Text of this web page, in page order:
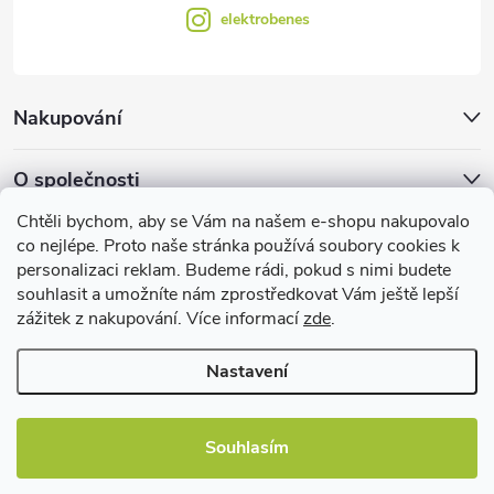
Chtěli bychom, aby se Vám na našem e-shopu nakupovalo
co nejlépe. Proto naše stránka používá soubory cookies k
personalizaci reklam. Budeme rádi, pokud s nimi budete
souhlasit a umožníte nám zprostředkovat Vám ještě lepší
zážitek z nakupování. Více informacízde.
Nastavení
Souhlasím
Nakupování
O společnosti
Facebook
elektrobenes
Užitečné informace